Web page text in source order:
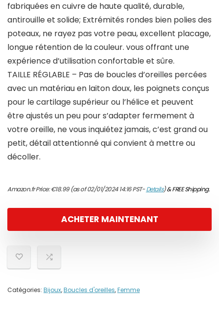
fabriquées en cuivre de haute qualité, durable,
antirouille et solide; Extrémités rondes bien polies des
poteaux, ne rayez pas votre peau, excellent placage,
longue rétention de la couleur. vous offrant une
expérience d’utilisation confortable et sûre.
TAILLE RÉGLABLE – Pas de boucles d’oreilles percées
avec un matériau en laiton doux, les poignets conçus
pour le cartilage supérieur ou l’hélice et peuvent
être ajustés un peu pour s’adapter fermement à
votre oreille, ne vous inquiétez jamais, c’est grand ou
petit, détail attentionné qui convient à mettre ou
décoller.
Amazon.fr Price:€18.99(as of 02/01/2024 14:16 PST-Details)&FREE Shipping.
ACHETER MAINTENANT
Catégories: Bijoux,Boucles d'oreilles,Femme